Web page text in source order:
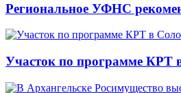
Региональное УФНС
Участок по программе КРТ